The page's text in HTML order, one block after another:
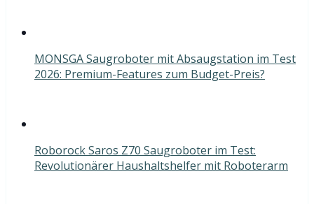
MONSGA Saugroboter mit Absaugstation im Test
2026: Premium-Features zum Budget-Preis?
Roborock Saros Z70 Saugroboter im Test:
Revolutionärer Haushaltshelfer mit Roboterarm